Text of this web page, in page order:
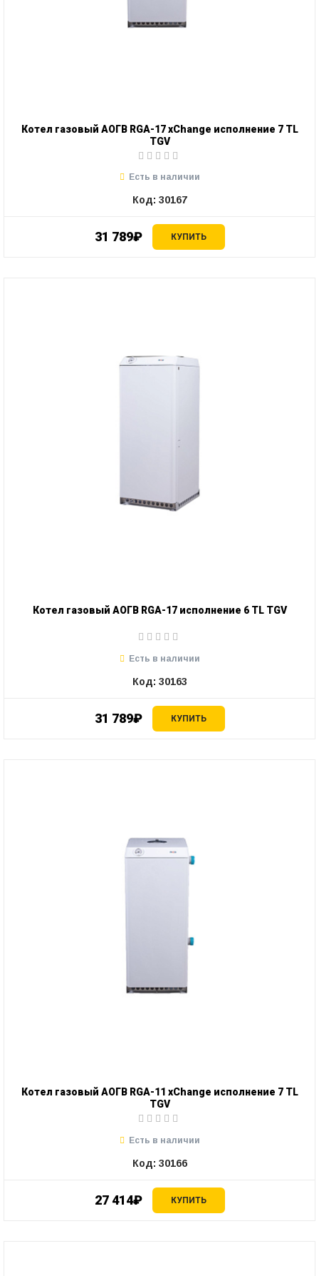
Котел газовый АОГВ RGA-17 xChange исполнение 7 TL
TGV
31 789₽ КУПИТЬ
Есть в наличии
Код: 30167
Котел газовый АОГВ RGA-17 исполнение 6 TL TGV
31 789₽ КУПИТЬ
Есть в наличии
Код: 30163
Котел газовый АОГВ RGA-11 xChange исполнение 7 TL
TGV
27 414₽ КУПИТЬ
Есть в наличии
Код: 30166